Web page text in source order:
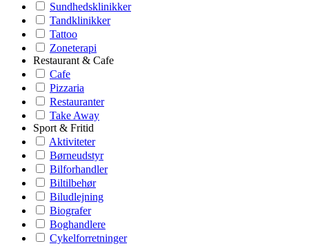
Sundhedsklinikker
Tandklinikker
Tattoo
Zoneterapi
Restaurant & Cafe
Cafe
Pizzaria
Restauranter
Take Away
Sport & Fritid
Aktiviteter
Børneudstyr
Bilforhandler
Biltilbehør
Biludlejning
Biografer
Boghandlere
Cykelforretninger